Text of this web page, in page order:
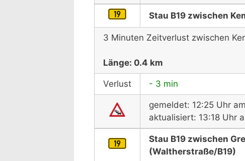
Stau B19 zwischen
3 Minuten Zeitverlust zwischen
Länge: 0.4 km
Verlust - 3 min
gemeldet: 12:25 Uhr
aktualisiert: 13:18 Uhr
Stau B19 zwischen
(Waltherstraße/B19)